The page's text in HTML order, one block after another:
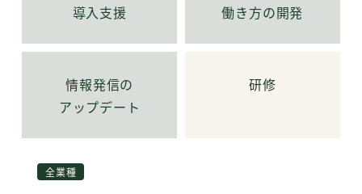
導入支援
働き方の開発
情報発信の
アップデート
研修
全業種